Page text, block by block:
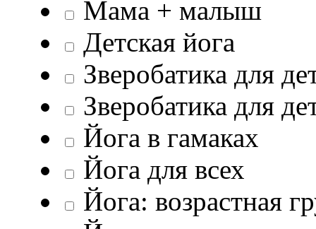
Мама + малыш
Детская йога
Зверобатика для
Зверобатика для
Йога в гамаках
Йога для всех
Йога: возрастная